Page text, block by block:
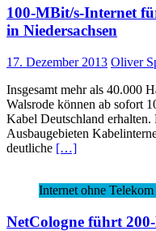
100-MBit/s-Internet
in Niedersachsen
17. Dezember 2013 Oliver
Insgesamt mehr als 40.000
Walsrode können ab sofort
Kabel Deutschland
Ausbaugebieten
deutliche […]
Internet ohne Telekom
NetCologne führt